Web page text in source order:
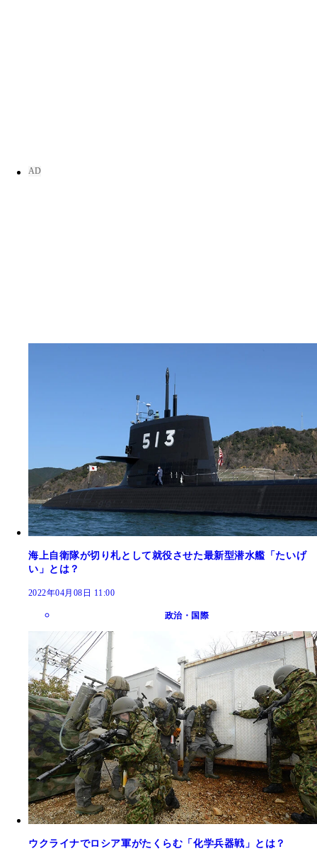
海上自衛隊が切り札として就役させた最新型潜水艦「たいげ
い」とは？
2022年04月08日 11:00
政治・国際
ウクライナでロシア軍がたくらむ「化学兵器戦」とは？